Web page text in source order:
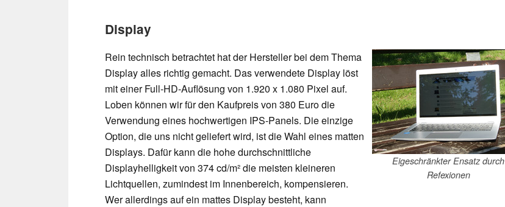
Display
Eigeschränkter Ensatz durch
Refexionen
Rein technisch betrachtet hat der Hersteller bei dem Thema
Display alles richtig gemacht. Das verwendete Display löst
mit einer Full-HD-Auflösung von 1.920 x 1.080 Pixel auf.
Loben können wir für den Kaufpreis von 380 Euro die
Verwendung eines hochwertigen IPS-Panels. Die einzige
Option, die uns nicht geliefert wird, ist die Wahl eines matten
Displays. Dafür kann die hohe durchschnittliche
Displayhelligkeit von 374 cd/m² die meisten kleineren
Lichtquellen, zumindest im Innenbereich, kompensieren.
Wer allerdings auf ein mattes Display besteht, kann